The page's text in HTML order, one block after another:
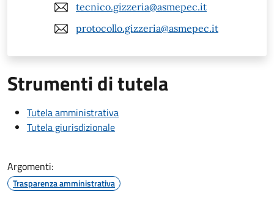
tecnico.gizzeria@asmepec.it
protocollo.gizzeria@asmepec.it
Strumenti di tutela
Tutela amministrativa
Tutela giurisdizionale
Argomenti:
Trasparenza amministrativa